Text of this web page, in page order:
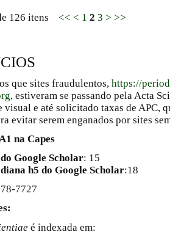
126 itens << < 1 2 3 > >>
que sites fraudulentos, https://
, estiveram se passando pela Acta
visual e até solicitado taxas de APC,
evitar serem enganados por sites
na Capes
Google Scholar: 15
h5 do Google Scholar:18
7727
é indexada em: